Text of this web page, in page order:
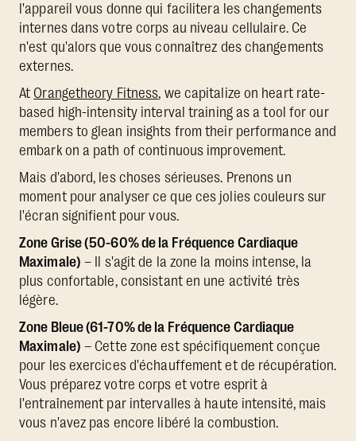
l'appareil vous donne qui facilitera les changements
internes dans votre corps au niveau cellulaire. Ce
n'est qu'alors que vous connaîtrez des changements
externes.
At Orangetheory Fitness, we capitalize on heart rate-
based high-intensity interval training as a tool for our
members to glean insights from their performance and
embark on a path of continuous improvement.
Mais d'abord, les choses sérieuses. Prenons un
moment pour analyser ce que ces jolies couleurs sur
l'écran signifient pour vous.
Zone Grise (50-60% de la Fréquence Cardiaque
Maximale) – Il s'agit de la zone la moins intense, la
plus confortable, consistant en une activité très
légère.
Zone Bleue (61-70% de la Fréquence Cardiaque
Maximale) – Cette zone est spécifiquement conçue
pour les exercices d'échauffement et de récupération.
Vous préparez votre corps et votre esprit à
l'entraînement par intervalles à haute intensité, mais
vous n'avez pas encore libéré la combustion.